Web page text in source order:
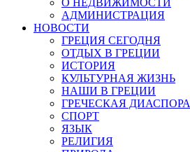
О НЕДВИЖИМОСТИ
АДМИНИСТРАЦИЯ
НОВОСТИ
ГРЕЦИЯ СЕГОДНЯ
ОТДЫХ В ГРЕЦИИ
ИСТОРИЯ
КУЛЬТУРНАЯ ЖИЗНЬ
НАШИ В ГРЕЦИИ
ГРЕЧЕСКАЯ ДИАСПОРА
СПОРТ
ЯЗЫК
РЕЛИГИЯ